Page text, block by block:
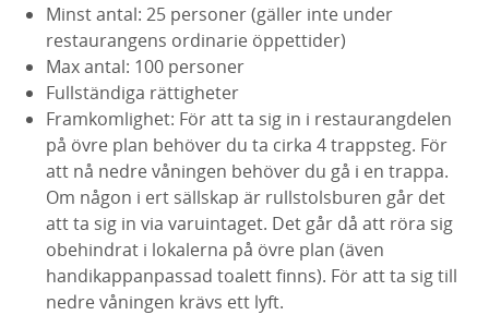
Minst antal: 25 personer (gäller inte under
restaurangens ordinarie öppettider)
Max antal: 100 personer
Fullständiga rättigheter
Framkomlighet: För att ta sig in i restaurangdelen
på övre plan behöver du ta cirka 4 trappsteg. För
att nå nedre våningen behöver du gå i en trappa.
Om någon i ert sällskap är rullstolsburen går det
att ta sig in via varuintaget. Det går då att röra sig
obehindrat i lokalerna på övre plan (även
handikappanpassad toalett finns). För att ta sig till
nedre våningen krävs ett lyft.